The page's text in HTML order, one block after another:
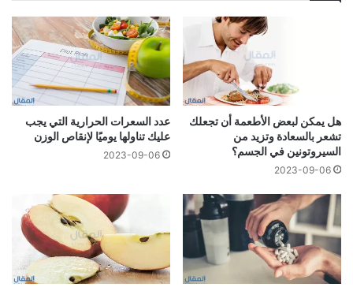
هل يمكن لبعض الأطعمة أن تجعلك
تشعر بالسعادة وتزيد من
السيروتونين في الجسم؟
2023-09-06
عدد السعرات الحرارية التي يجب
عليك تناولها يوميًا لإنقاص الوزن
2023-09-06